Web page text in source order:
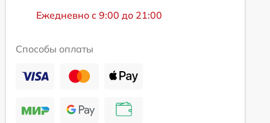
Ежедневно с 9:00 до 21:00
Способы оплаты